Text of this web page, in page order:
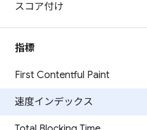
スコア付け
指標
First Contentful Paint
速度インデックス